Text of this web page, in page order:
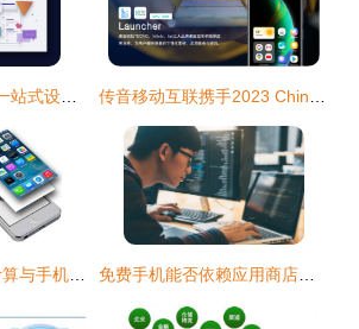
高效应用程序开发 一站式设计与销售解决方案 传音移动互联携手2023 ChinaJoy BTOB 新篇章，精彩再续
安卓App开发成本计算与手机应用开发及销售指南 免费手机能否依赖应用商店盈利？——手机厂商商业模式探讨